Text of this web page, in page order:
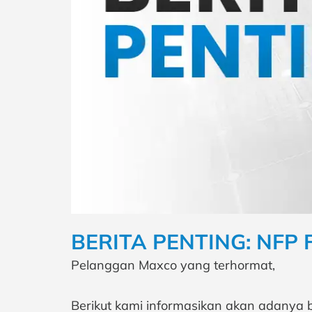
BERITA PENTING: NFP
Pelanggan Maxco yang terhormat,
Berikut kami informasikan akan